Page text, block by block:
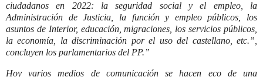
ciudadanos en 2022: la seguridad social y el empleo, la
Administración de Justicia, la función y empleo públicos, los
asuntos de Interior, educación, migraciones, los servicios públicos,
la economía, la discriminación por el uso del castellano, etc.”,
concluyen los parlamentarios del PP.”
Hoy varios medios de comunicación se hacen eco de una